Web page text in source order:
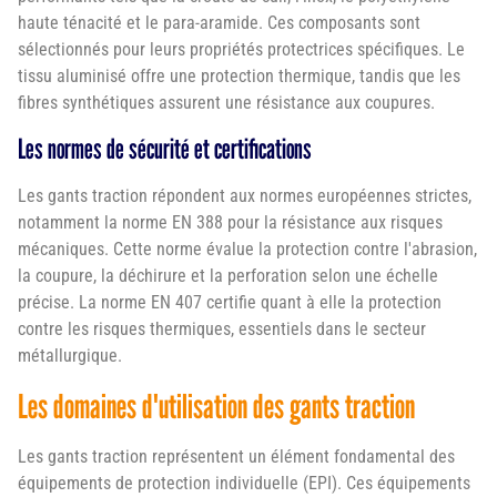
haute ténacité et le para-aramide. Ces composants sont
sélectionnés pour leurs propriétés protectrices spécifiques. Le
tissu aluminisé offre une protection thermique, tandis que les
fibres synthétiques assurent une résistance aux coupures.
Les normes de sécurité et certifications
Les gants traction répondent aux normes européennes strictes,
notamment la norme EN 388 pour la résistance aux risques
mécaniques. Cette norme évalue la protection contre l'abrasion,
la coupure, la déchirure et la perforation selon une échelle
précise. La norme EN 407 certifie quant à elle la protection
contre les risques thermiques, essentiels dans le secteur
métallurgique.
Les domaines d'utilisation des gants traction
Les gants traction représentent un élément fondamental des
équipements de protection individuelle (EPI). Ces équipements